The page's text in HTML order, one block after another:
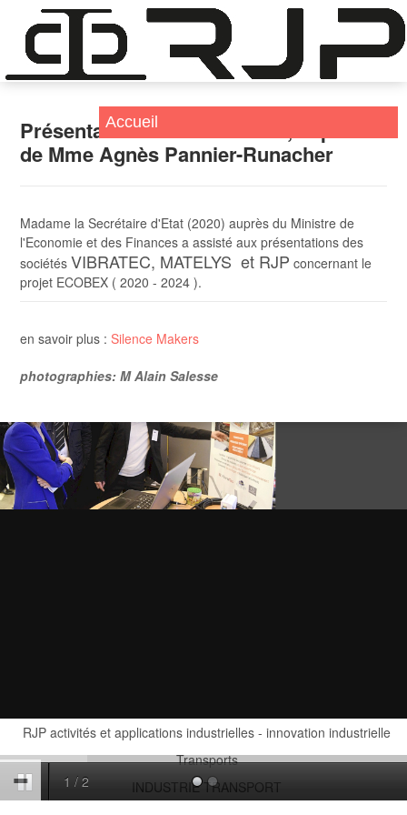
Présentation Silence Makers, auprès
de Mme Agnès Pannier-Runacher
Madame la Secrétaire d'Etat (2020) auprès du Ministre de
l'Economie et des Finances a assisté aux présentations des
sociétésVIBRATEC, MATELYS et RJP concernant le
projet ECOBEX ( 2020 - 2024 ).
en savoir plus :Silence Makers
photographies: M Alain Salesse
1 / 2
RJP activités et applications industrielles - innovation industrielle
Transports
INDUSTRIE TRANSPORT